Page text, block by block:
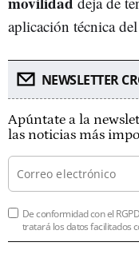
aplicación técnica del
NEWSLETTER
Apúntate a la
las noticias más
De conformidad con el
tratará los datos facilitados